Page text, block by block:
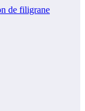
de filigrane